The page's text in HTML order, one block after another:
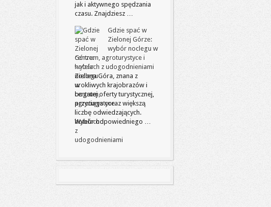
jak i aktywnego spędzania
czasu. Znajdziesz …
Gdzie spać w
Zielonej Górze:
wybór noclegu w
centrum, agroturystyce i
hotelach z udogodnieniami
Zielona Góra, znana z
urokliwych krajobrazów i
bogatej oferty turystycznej,
przyciąga coraz większą
liczbę odwiedzających.
Wybór odpowiedniego …